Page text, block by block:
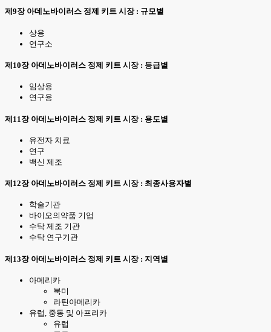
제9장 아데노바이러스 정제 키트 시장 : 규모별
상용
연구소
제10장 아데노바이러스 정제 키트 시장 : 등급별
임상용
연구용
제11장 아데노바이러스 정제 키트 시장 : 용도별
유전자 치료
연구
백신 제조
제12장 아데노바이러스 정제 키트 시장 : 최종사용자별
학술기관
바이오의약품 기업
수탁 제조 기관
수탁 연구기관
제13장 아데노바이러스 정제 키트 시장 : 지역별
아메리카
북미
라틴아메리카
유럽, 중동 및 아프리카
유럽